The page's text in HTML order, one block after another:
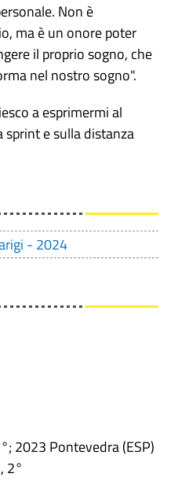
Non è
ma è un onore poter
il proprio sogno, che
nel nostro sogno".
a esprimermi al
e sulla distanza
- 2024
2023 Pontevedra (ESP)
2°